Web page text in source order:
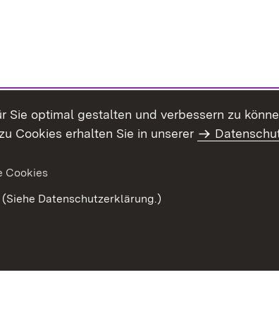
Sie optimal gestalten und verbessern zu
Cookies erhalten Sie in unserer
Cookies
Datenschutzerklärung.)